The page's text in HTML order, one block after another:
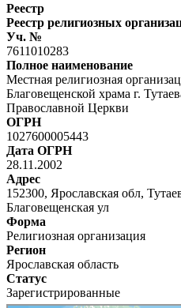
Реестр
Реестр религиозных
Уч. №
7611010283
Полное наименование
Местная религиозная
Благовещенской храма г.
Православной Церкви
ОГРН
1027600005443
Дата ОГРН
28.11.2002
Адрес
152300, Ярославская обл,
Благовещенская ул
Форма
Религиозная организация
Регион
Ярославская область
Статус
Зарегистрированные